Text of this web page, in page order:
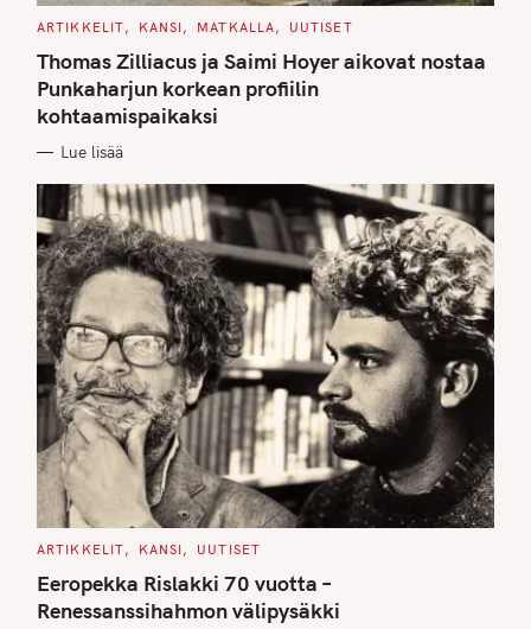
C
T
E
G
O
R
I
S
ARTIKKELIT KANSI MATKALLA UUTISET
Thomas Zilliacus ja Saimi Hoyer aikovat nostaa
Punkaharjun korkean profiilin
kohtaamispaikaksi
Lue lisää
C
T
E
G
O
ARTIKKELIT KANSI UUTISET
Eeropekka Rislakki 70 vuotta –
Renessanssihahmon välipysäkki